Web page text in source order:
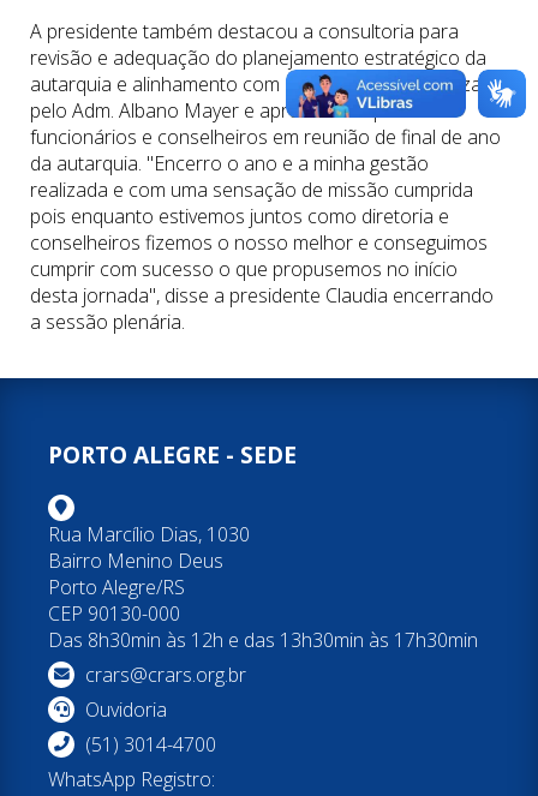
A presidente também destacou a consultoria para
revisão e adequação do planejamento estratégico da
autarquia e alinhamento com o plano do CFA, realizada
pelo Adm. Albano Mayer e apresentada para os
funcionários e conselheiros em reunião de final de ano
da autarquia. "Encerro o ano e a minha gestão
realizada e com uma sensação de missão cumprida
pois enquanto estivemos juntos como diretoria e
conselheiros fizemos o nosso melhor e conseguimos
cumprir com sucesso o que propusemos no início
desta jornada", disse a presidente Claudia encerrando
a sessão plenária.
PORTO ALEGRE - SEDE
Rua Marcílio Dias, 1030
Bairro Menino Deus
Porto Alegre/RS
CEP 90130-000
Das 8h30min às 12h e das 13h30min às 17h30min
crars@crars.org.br
Ouvidoria
(51) 3014-4700
WhatsApp Registro: